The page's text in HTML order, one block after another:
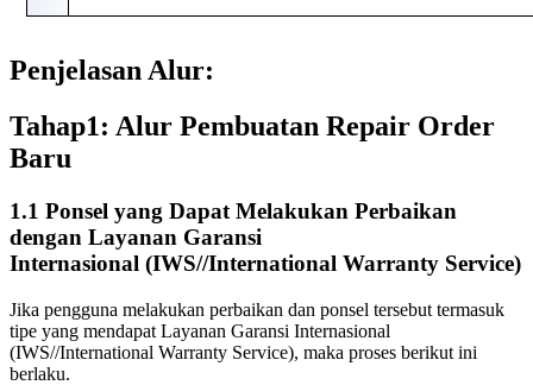
Penjelasan Alur:
Tahap1: Alur Pembuatan Repair Order
Baru
1.1 Ponsel yang Dapat Melakukan Perbaikan
dengan Layanan Garansi
Internasional (IWS//International Warranty Service)
Jika pengguna melakukan perbaikan dan ponsel tersebut termasuk
tipe yang mendapat Layanan Garansi Internasional
(IWS//International Warranty Service), maka proses berikut ini
berlaku.